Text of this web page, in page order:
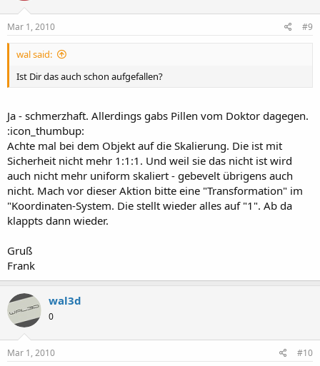
Mar 1, 2010 #9
wal said:
Ist Dir das auch schon aufgefallen?
Ja - schmerzhaft. Allerdings gabs Pillen vom Doktor dagegen.
:icon_thumbup:
Achte mal bei dem Objekt auf die Skalierung. Die ist mit
Sicherheit nicht mehr 1:1:1. Und weil sie das nicht ist wird
auch nicht mehr uniform skaliert - gebevelt übrigens auch
nicht. Mach vor dieser Aktion bitte eine "Transformation" im
"Koordinaten-System. Die stellt wieder alles auf "1". Ab da
klappts dann wieder.
Gruß
Frank
wal3d
0
Mar 1, 2010 #10